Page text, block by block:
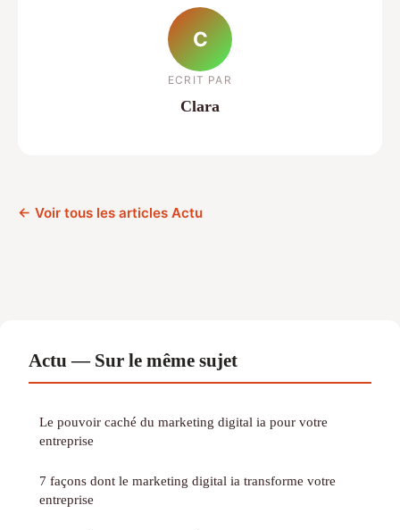
C
ECRIT PAR
Clara
← Voir tous les articles Actu
Actu — Sur le même sujet
Le pouvoir caché du marketing digital ia pour votre
entreprise
7 façons dont le marketing digital ia transforme votre
entreprise